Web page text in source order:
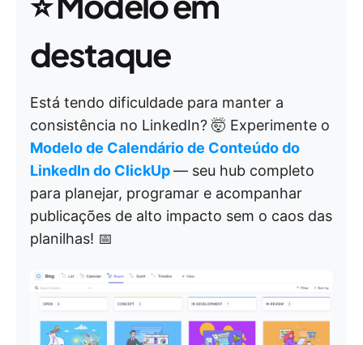
destaque
Está tendo dificuldade para manter a
consistência no LinkedIn? 🤯 Experimente o
Modelo de Calendário de Conteúdo do
LinkedIn do ClickUp— seu hub completo
para planejar, programar e acompanhar
publicações de alto impacto sem o caos das
planilhas! 📅